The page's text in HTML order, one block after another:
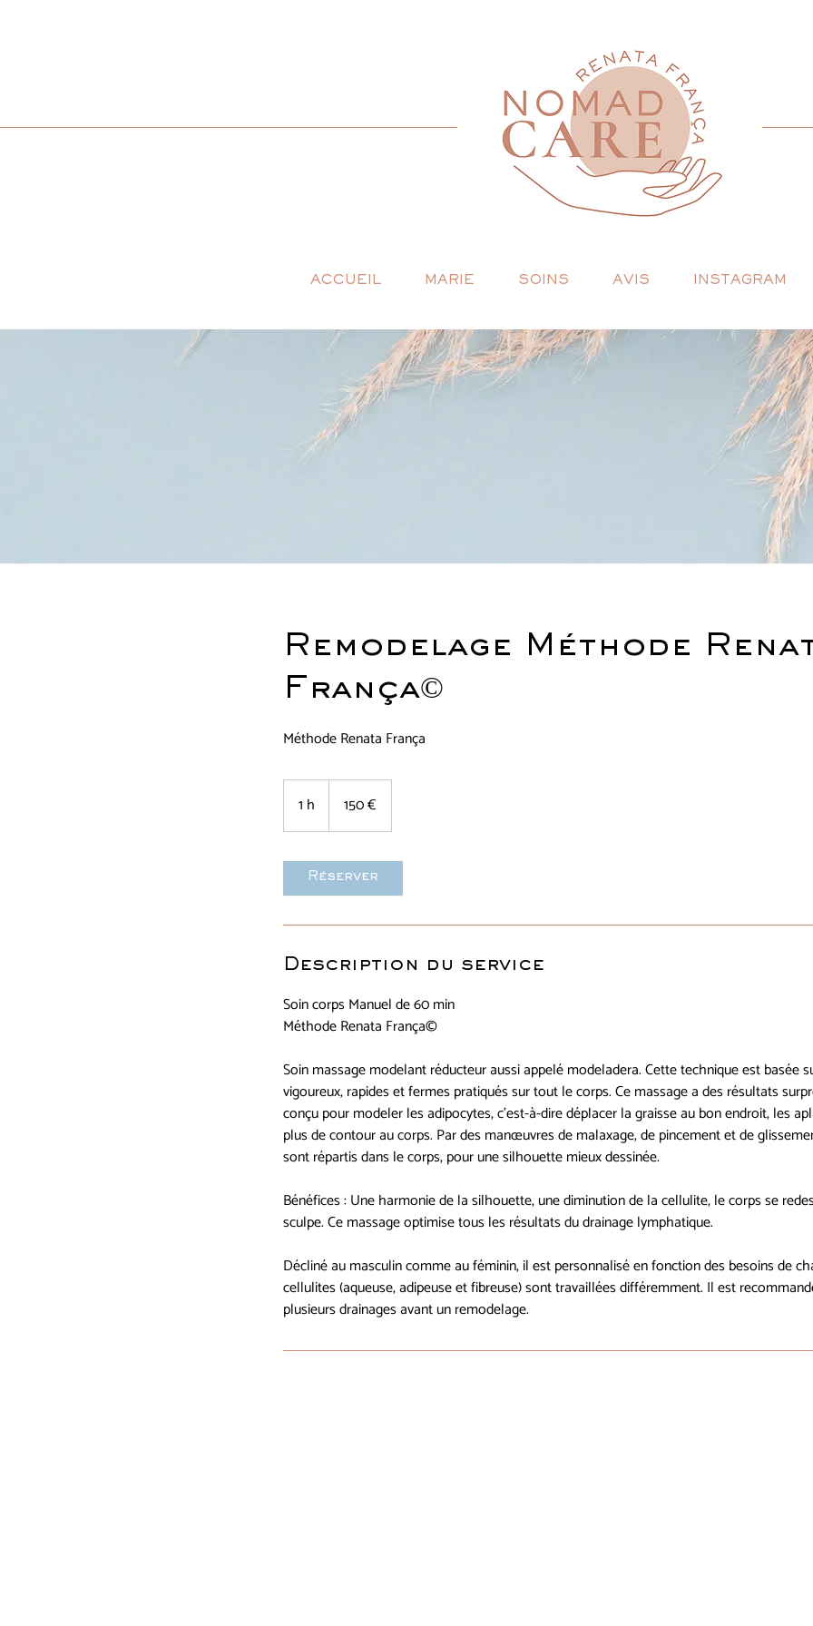
ACCUEIL MARIE SOINS AVIS INSTAGRAM
Remodelage Méthode
França©
Méthode Renata França
1 h 150 €
Réserver
Description du service
Soin corps Manuel de 60 min
Méthode Renata França©
Soin massage modelant réducteur aussi appelé modeladera. Cette technique est basée
vigoureux, rapides et fermes pratiqués sur tout le corps. Ce massage a des résultats
conçu pour modeler les adipocytes, c’est-à-dire déplacer la graisse au bon endroit, les
plus de contour au corps. Par des manœuvres de malaxage, de pincement et de
sont répartis dans le corps, pour une silhouette mieux dessinée.
Bénéfices : Une harmonie de la silhouette, une diminution de la cellulite, le corps se
sculpe. Ce massage optimise tous les résultats du drainage lymphatique.
Décliné au masculin comme au féminin, il est personnalisé en fonction des besoins de
cellulites (aqueuse, adipeuse et fibreuse) sont travaillées différemment. Il est
plusieurs drainages avant un remodelage.